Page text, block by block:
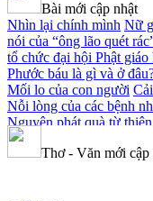
Bài mới cập nhật
Nhìn lại chính mình Nữ
nói của “ông lão quét
tổ chức đại hội Phật
Phước báu là gì và ở
Mối lo của con người
Nỗi lòng của các bệnh
Nguyên phát quà từ
Đăng khai giảng Thiền
Thơ - Văn mới cập